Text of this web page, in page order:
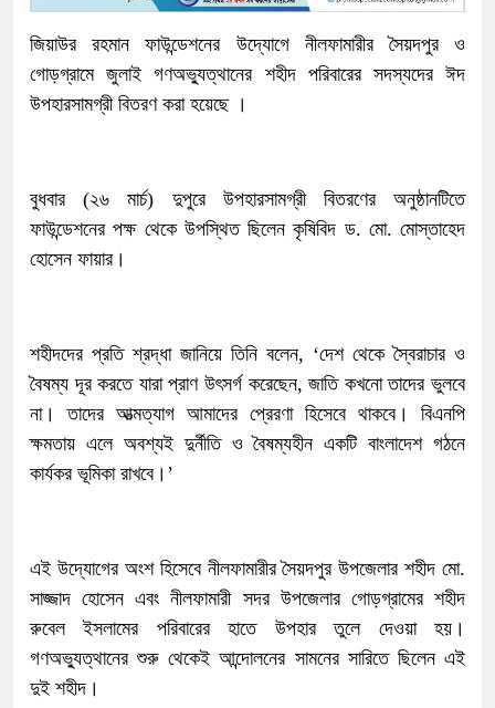
জিয়াউর রহমান ফাউন্ডেশনের উদ্যোগে নীলফামারীর সৈয়দপুর ও
গোড়গ্রামে জুলাই গণঅভ্যুত্থানের শহীদ পরিবারের সদস্যদের ঈদ
উপহারসামগ্রী বিতরণ করা হয়েছে ।
বুধবার (২৬ মার্চ) দুপুরে উপহারসামগ্রী বিতরণের অনুষ্ঠানটিতে
ফাউন্ডেশনের পক্ষ থেকে উপস্থিত ছিলেন কৃষিবিদ ড. মো. মোস্তাহেদ
হোসেন ফায়ার।
শহীদদের প্রতি শ্রদ্ধা জানিয়ে তিনি বলেন, ‘দেশ থেকে স্বৈরাচার ও
বৈষম্য দূর করতে যারা প্রাণ উৎসর্গ করেছেন, জাতি কখনো তাদের ভুলবে
না। তাদের আত্মত্যাগ আমাদের প্রেরণা হিসেবে থাকবে। বিএনপি
ক্ষমতায় এলে অবশ্যই দুর্নীতি ও বৈষম্যহীন একটি বাংলাদেশ গঠনে
কার্যকর ভূমিকা রাখবে।’
এই উদ্যোগের অংশ হিসেবে নীলফামারীর সৈয়দপুর উপজেলার শহীদ মো.
সাজ্জাদ হোসেন এবং নীলফামারী সদর উপজেলার গোড়গ্রামের শহীদ
রুবেল ইসলামের পরিবারের হাতে উপহার তুলে দেওয়া হয়।
গণঅভ্যুত্থানের শুরু থেকেই আন্দোলনের সামনের সারিতে ছিলেন এই
দুই শহীদ।